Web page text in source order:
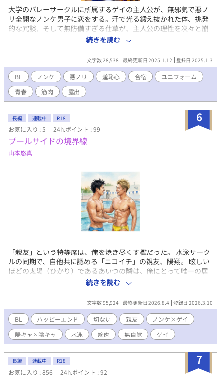
大学のバレーサークルに所属するゲイの主人公が、無邪気で悪ノ
リ全開なノンケ男子に恋をする。汗で光る鍛え抜かれた体、挑発
的な冗談、そして無防備すぎる仕草が、主人公の理性を次々と崩
壊させる。仲間たちの悪ふざけや予想外の展開の中で繰り広げら
れるのは、青春の甘酸っぱさだけではない、刺激的でスリリング
な瞬間の連続。 大胆で官能的な描写が盛り込まれた、青春とエロ
スが溶け合う悪ノリ全開のラブストーリー！ この物語はフィクシ
ョンです。登場する人物、団体、名称、設定などはすべて架空の
ものです。また、本作は犯罪行為を助長したり、推奨したりする
意図は一切ありません。
続きを読む
文字数 28,538 最終更新日 2025.1.12 登録日 2025.1.3
BL ノンケ 悪ノリ 羞恥心 合宿
ユニフォーム
青春
筋肉 露出
6
長編 連載中 R18
お気に入り : 5 24h.ポイント : 99
プールサイドの境界線
山本悠真
「親友」という特等席は、俺を焼き尽くす檻だった。 水泳サーク
ルの同期で、自他共に認める「ニコイチ」の親友、陽翔。 眩しい
ほどの太陽（ひかり）であるあいつの隣は、俺にとって唯一の居
場所であり、同時に地獄でもあった。 肩が触れ合う距離。混ざり
合う汗と塩素の匂い。 「お前は最高の親友だ」と笑うあいつに、
俺は何度殺されただろう。 抑えきれない欲情を、自分を痛めつけ
るような筋トレの負荷にすり替えて、 今日も俺は「最高の親友」
という仮面を被り続ける。 ――あの日、あのシャワー室で、あい
つの「秘密」を暴いてしまうまでは。 触れてもいいのに、愛せな
い。 親友という名の地獄に溺れる、俺の壊れるほど一途な恋の記
録。 水泳サークルと「競パン」バイトを舞台に、「親友」と「恋
愛」の境界線に苦しむ、切なくて熱い青春BLです。
続きを読む
文字数 95,924 最終更新日 2026.8.4 登録日 2026.3.10
BL ハッピーエンド 切ない 親友
ノンケ×ゲイ
陽キャ×陰キャ
水泳 筋肉 無自覚 ゲイ
7
長編 連載中 R18
お気に入り : 856 24h.ポイント : 92